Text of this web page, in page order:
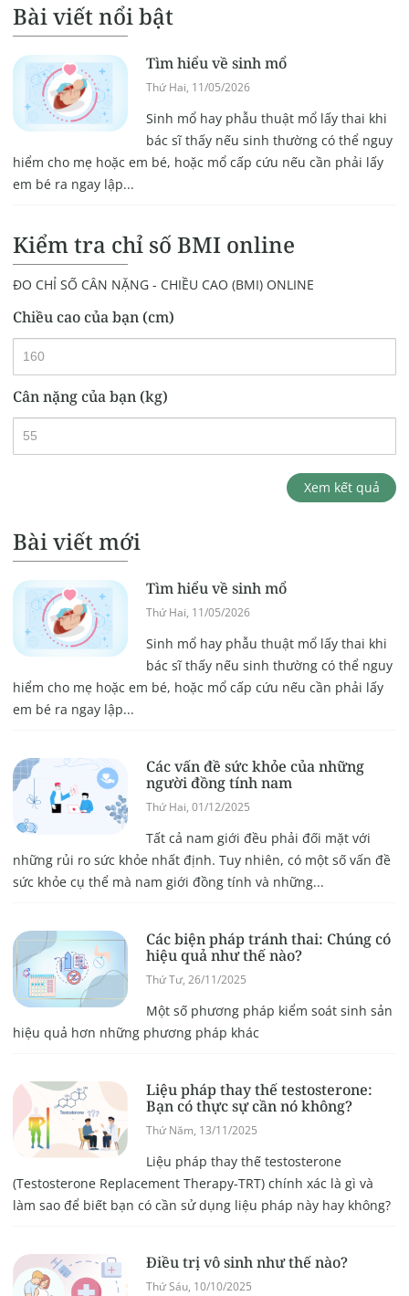
Bài viết nổi bật
Tìm hiểu về sinh mổ
Thứ Hai, 11/05/2026
Sinh mổ hay phẫu thuật mổ lấy thai khi
bác sĩ thấy nếu sinh thường có thể nguy
hiểm cho mẹ hoặc em bé, hoặc mổ cấp cứu nếu cần phải lấy
em bé ra ngay lập...
Kiểm tra chỉ số BMI online
ĐO CHỈ SỐ CÂN NẶNG - CHIỀU CAO (BMI) ONLINE
Chiều cao của bạn (cm)
Cân nặng của bạn (kg)
Xem kết quả
Bài viết mới
Tìm hiểu về sinh mổ
Thứ Hai, 11/05/2026
Sinh mổ hay phẫu thuật mổ lấy thai khi
bác sĩ thấy nếu sinh thường có thể nguy
hiểm cho mẹ hoặc em bé, hoặc mổ cấp cứu nếu cần phải lấy
em bé ra ngay lập...
Các vấn đề sức khỏe của những
người đồng tính nam
Thứ Hai, 01/12/2025
Tất cả nam giới đều phải đối mặt với
những rủi ro sức khỏe nhất định. Tuy nhiên, có một số vấn đề
sức khỏe cụ thể mà nam giới đồng tính và những...
Các biện pháp tránh thai: Chúng có
hiệu quả như thế nào?
Thứ Tư, 26/11/2025
Một số phương pháp kiểm soát sinh sản
hiệu quả hơn những phương pháp khác
Liệu pháp thay thế testosterone:
Bạn có thực sự cần nó không?
Thứ Năm, 13/11/2025
Liệu pháp thay thế testosterone
(Testosterone Replacement Therapy-TRT) chính xác là gì và
làm sao để biết bạn có cần sử dụng liệu pháp này hay không?
Điều trị vô sinh như thế nào?
Thứ Sáu, 10/10/2025